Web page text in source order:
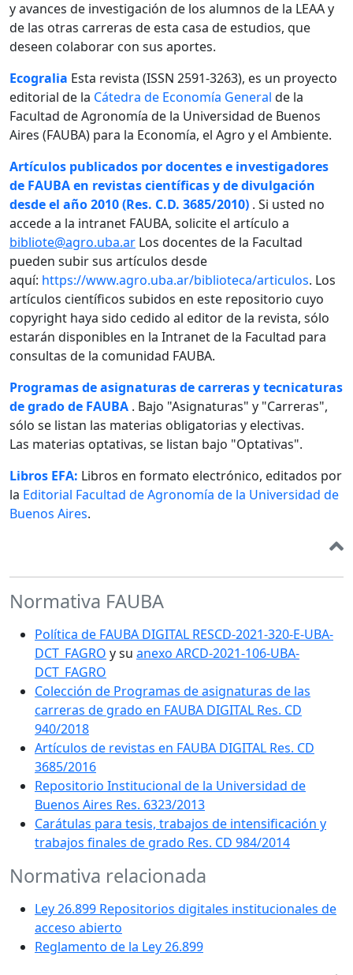
y avances de investigación de los alumnos de la LEAA y
de las otras carreras de esta casa de estudios, que
deseen colaborar con sus aportes.
Ecogralia Esta revista (ISSN 2591-3263), es un proyecto
editorial de la Cátedra de Economía General de la
Facultad de Agronomía de la Universidad de Buenos
Aires (FAUBA) para la Economía, el Agro y el Ambiente.
Artículos publicados por docentes e investigadores
de FAUBA en revistas científicas y de divulgación
desde el año 2010 (Res. C.D. 3685/2010) . Si usted no
accede a la intranet FAUBA, solicite el artículo a
bibliote@agro.uba.ar Los docentes de la Facultad
pueden subir sus artículos desde
aquí: https://www.agro.uba.ar/biblioteca/articulos. Los
artículos científicos subidos en este repositorio cuyo
copyright haya sido cedido al editor de la revista, sólo
estarán disponibles en la Intranet de la Facultad para
consultas de la comunidad FAUBA.
Programas de asignaturas de carreras y tecnicaturas
de grado de FAUBA . Bajo "Asignaturas" y "Carreras",
sólo se listan las materias obligatorias y electivas.
Las materias optativas, se listan bajo "Optativas".
Libros EFA: Libros en formato electrónico, editados por
la Editorial Facultad de Agronomía de la Universidad de
Buenos Aires.
Normativa FAUBA
Política de FAUBA DIGITAL RESCD-2021-320-E-UBA-
DCT_FAGRO y su anexo ARCD-2021-106-UBA-
DCT_FAGRO
Colección de Programas de asignaturas de las
carreras de grado en FAUBA DIGITAL Res. CD
940/2018
Artículos de revistas en FAUBA DIGITAL Res. CD
3685/2016
Repositorio Institucional de la Universidad de
Buenos Aires Res. 6323/2013
Carátulas para tesis, trabajos de intensificación y
trabajos finales de grado Res. CD 984/2014
Normativa relacionada
Ley 26.899 Repositorios digitales institucionales de
acceso abierto
Reglamento de la Ley 26.899